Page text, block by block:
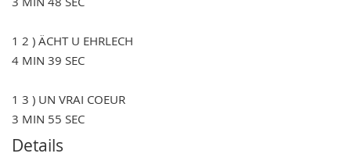
1 2 ) ÄCHT U EHRLECH
4 MIN 39 SEC
1 3 ) UN VRAI COEUR
3 MIN 55 SEC
Details